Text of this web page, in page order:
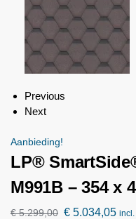
Previous
Next
Aanbieding!
LP®
M991B – 354 x
€5.299,00 € 5.034,05 incl.